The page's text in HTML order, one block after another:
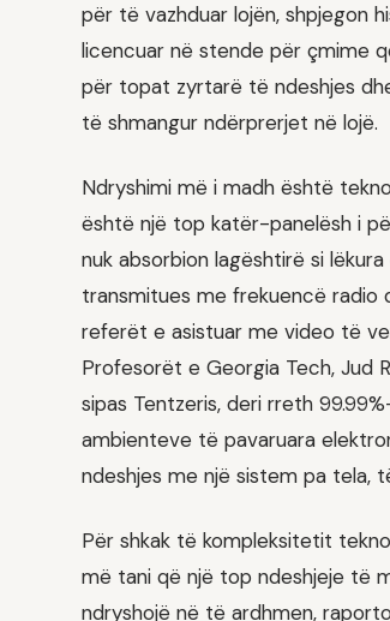
për të vazhduar lojën, shpjegon
licencuar në stende për çmime
për topat zyrtarë të ndeshjes
të shmangur ndërprerjet në lojë.
Ndryshimi më i madh është
është një top katër-panelësh i
nuk absorbion lagështirë si
transmitues me frekuencë radio
referët e asistuar me video të
Profesorët e Georgia Tech, Jud
sipas Tentzeris, deri rreth
ambienteve të pavaruara
ndeshjes me një sistem pa tela,
Për shkak të kompleksitetit
më tani që një top ndeshjeje të
ndryshojë në të ardhmen,